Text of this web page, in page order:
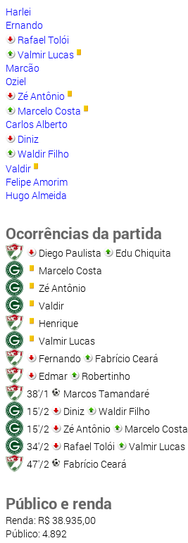
Harlei
Ernando
Rafael Tolói
Valmir Lucas
Marcão
Oziel
Zé Antônio
Marcelo Costa
Carlos Alberto
Diniz
Waldir Filho
Valdir
Felipe Amorim
Hugo Almeida
Ocorrências da partida
Diego Paulista
Edu Chiquita
Marcelo Costa
Zé Antônio
Valdir
Henrique
Valmir Lucas
Fernando
Fabrício Ceará
Edmar
Robertinho
38'/1
Marcos Tamandaré
15'/2
Diniz
Waldir Filho
15'/2
Zé Antônio
Marcelo Costa
34'/2
Rafael Tolói
Valmir Lucas
47'/2
Fabrício Ceará
Público e renda
Renda: R$ 38.935,00
Público: 4.892